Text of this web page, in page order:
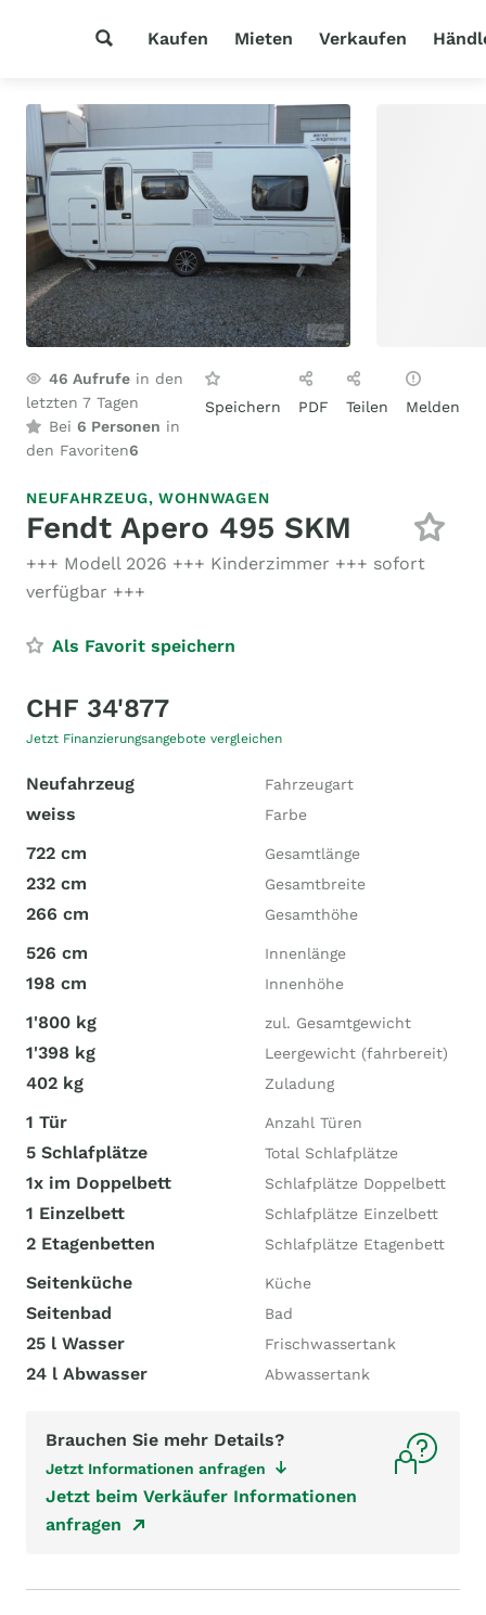
Kaufen Mieten Verkaufen
46 Aufrufe in den
letzten 7 Tagen
Bei 6 Personen in
den Favoriten6
Speichern PDF Teilen Melden
NEUFAHRZEUG,WOHNWAGEN
Fendt Apero 495 SKM
+++ Modell 2026 +++ Kinderzimmer +++ sofort
verfügbar +++
Als Favorit speichern
CHF 34'877
Jetzt Finanzierungsangebote vergleichen
Neufahrzeug Fahrzeugart
weiss Farbe
722 cm Gesamtlänge
232 cm Gesamtbreite
266 cm Gesamthöhe
526 cm Innenlänge
198 cm Innenhöhe
1'800 kg zul. Gesamtgewicht
1'398 kg Leergewicht (fahrbereit)
402 kg Zuladung
1 Tür Anzahl Türen
5 Schlafplätze Total Schlafplätze
1x im Doppelbett Schlafplätze Doppelbett
1 Einzelbett Schlafplätze Einzelbett
2 Etagenbetten Schlafplätze Etagenbett
Seitenküche Küche
Seitenbad Bad
25 l Wasser Frischwassertank
24 l Abwasser Abwassertank
Brauchen Sie mehr Details?
Jetzt Informationen anfragen
Jetzt beim Verkäufer Informationen
anfragen